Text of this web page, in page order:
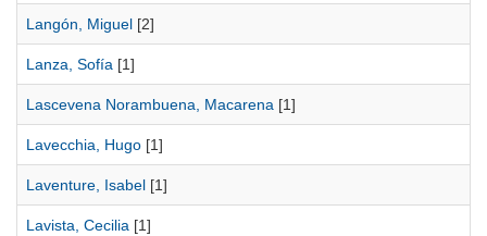
Langón, Miguel [2]
Lanza, Sofía [1]
Lascevena Norambuena, Macarena [1]
Lavecchia, Hugo [1]
Laventure, Isabel [1]
Lavista, Cecilia [1]